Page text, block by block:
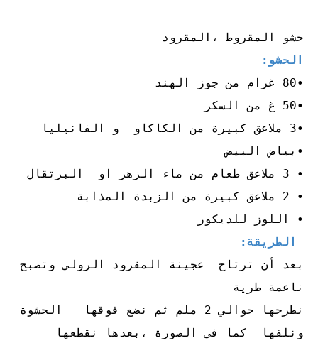
حشو المقروط ،المقرود
الحشو:
•80 غرام من جوز الهند
•50 غ من السكر
•3 ملاعق كبيرة من الكاكاو و الفانيليا
•بياض البيض
• 3 ملاعق طعام من ماء الزهر او البرتقال
• 2 ملاعق كبيرة من الزبدة المذابة
• اللوز للديكور
الطريقة:
بعد أن ترتاح عجينة المقرود الرولي وتصبح
ناعمة طرية
نطرحها حوالي 2 ملم ثم نضع فوقها الحشوة
ونلفها كما في الصورة ،بعدها نقطعها